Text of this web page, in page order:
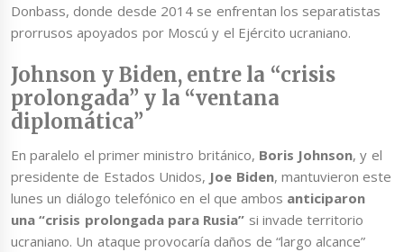
Donbass, donde desde 2014 se enfrentan los separatistas
prorrusos apoyados por Moscú y el Ejército ucraniano.
Johnson y Biden, entre la “crisis
prolongada” y la “ventana
diplomática”
En paralelo el primer ministro británico, Boris Johnson, y el
presidente de Estados Unidos, Joe Biden, mantuvieron este
lunes un diálogo telefónico en el que ambos anticiparon
una “crisis prolongada para Rusia” si invade territorio
ucraniano. Un ataque provocaría daños de “largo alcance”